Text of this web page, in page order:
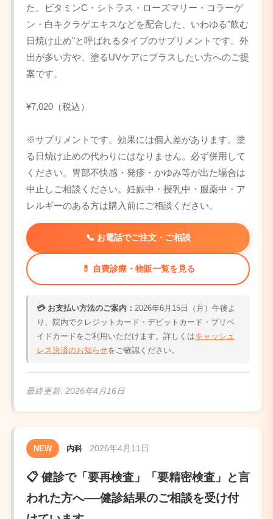
た。ビタミンC・シトラス・ローズマリー・コラーゲ
ン・白キクラゲエキスなどを配合した、いわゆる"飲む
日焼け止め"と呼ばれるタイプのサプリメントです。外
出が多い方や、塗るUVケアにプラスしたい方へのご提
案です。
¥7,020（税込）
※サプリメントです。効果には個人差があります。塗
る日焼け止めの代わりにはなりません。必ず併用して
ください。胃部不快感・発疹・かゆみ等が出た場合は
中止しご相談ください。妊娠中・授乳中・服薬中・ア
レルギーのある方は購入前にご相談ください。
📞 お電話でご注文・ご相談
💊 自費診療・物販一覧を見る
💳 お支払い方法のご案内： 2026年6月15日（月）午後よ
り、院内でクレジットカード・デビットカード・プリペ
イドカードをご利用いただけます。詳しくはキャッシュ
レス決済のお知らせをご確認ください。
最終更新: 2026年4月16日
NEW 内科 2026年4月11日
📋 健診で「要再検査」「要精密検査」と言
われた方へ──健診結果のご相談を受け付